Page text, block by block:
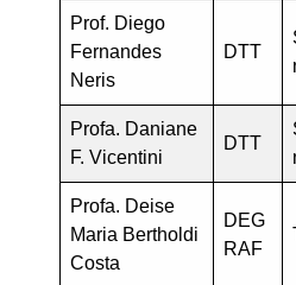
Prof. Diego
Fernandes
Neris
DTT
Profa. Daniane
F. Vicentini
DTT
Profa. Deise
Maria Bertholdi
Costa
DEG
RAF